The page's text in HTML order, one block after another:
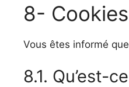
8- Cookies
Vous êtes informé
8.1. Qu’est-